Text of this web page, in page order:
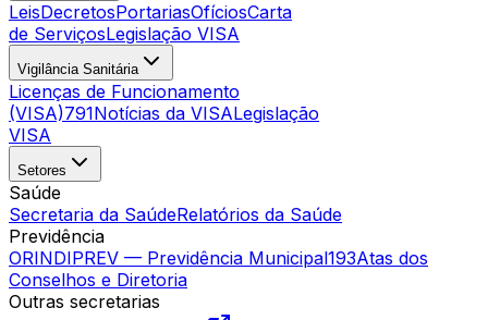
LeisDecretosPortariasOfíciosCarta
de ServiçosLegislação VISA
Vigilância Sanitária
Licenças de Funcionamento
(VISA)791Notícias da VISALegislação
VISA
Setores
Saúde
Secretaria da SaúdeRelatórios da Saúde
Previdência
ORINDIPREV — Previdência Municipal193Atas dos
Conselhos e Diretoria
Outras secretarias